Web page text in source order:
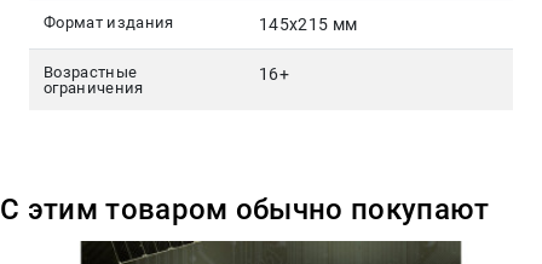
Формат издания 145х215 мм
Возрастные
ограничения
16+
С этим товаром обычно покупают